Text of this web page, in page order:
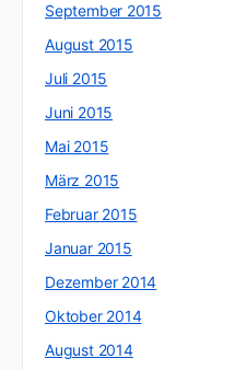
September 2015
August 2015
Juli 2015
Juni 2015
Mai 2015
März 2015
Februar 2015
Januar 2015
Dezember 2014
Oktober 2014
August 2014